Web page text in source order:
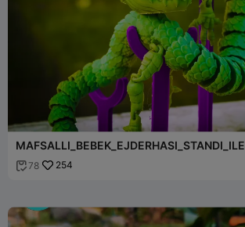
MAFSALLI_BEBEK_EJDERHASI_STANDI_ILE
 78 254